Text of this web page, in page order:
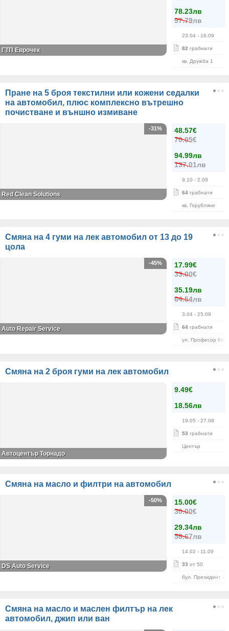
78.23лв
97.79лв
23.04 - 16.09
82 грабнати
кв. Дружба 1
ГТП Еврочек
Пране на 5 броя текстилни или кожени седалки
на автомобил, плюс комплексно вътрешно
почистване и външно измиване
48.57€
70.05€
94.99лв
137.01лв
9.10 - 2.09
64 грабнати
кв. Горубляне
-31%
Red Clean Solutions
Смяна на 4 гуми на лек автомобил от 13 до 19
цола
17.99€
33.00€
35.19лв
64.54лв
3.04 - 25.09
64 грабнати
ул. Професор
-45%
Auto Repair Service
Смяна на 2 броя гуми на лек автомобил
9.49€
18.56лв
19.05 - 27.08
53 грабнати
Център
Автоцентър Торнадо
Смяна на масло и филтри на автомобил
15.00€
30.00€
29.34лв
58.67лв
14.02 - 11.09
33 от 50
бул. Президент
-50%
DS Auto Service
Смяна на масло и маслен филтър на лек
автомобил, джип или ван